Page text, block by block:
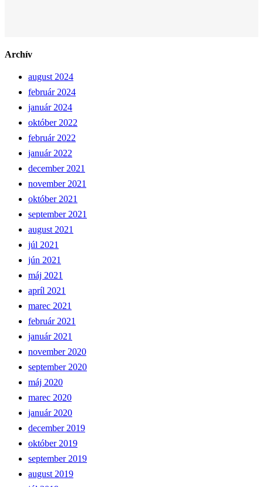
Archív
august 2024
február 2024
január 2024
október 2022
február 2022
január 2022
december 2021
november 2021
október 2021
september 2021
august 2021
júl 2021
jún 2021
máj 2021
apríl 2021
marec 2021
február 2021
január 2021
november 2020
september 2020
máj 2020
marec 2020
január 2020
december 2019
október 2019
september 2019
august 2019